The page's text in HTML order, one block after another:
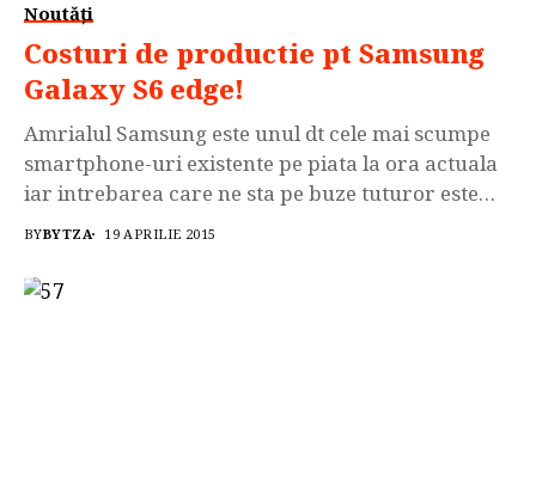
Noutăți
Costuri de productie pt Samsung
Galaxy S6 edge!
Amrialul Samsung este unul dt cele mai scumpe
smartphone-uri existente pe piata la ora actuala
iar intrebarea care ne sta pe buze tuturor este
urmatoarea: Care sunt costurile reale de
versatil si performant? Cei de la Samsung sustin
BYBYTZA 19 APRILIE 2015